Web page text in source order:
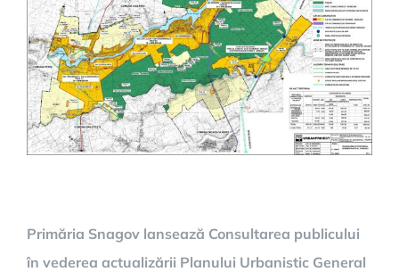
Primăria Snagov lansează Consultarea publicului
în vederea actualizării Planului Urbanistic General